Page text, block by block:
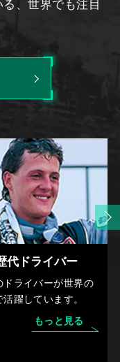
、世界でも注目
代ドライバー
ドライバーが世界の
躍しています。
もっと見る